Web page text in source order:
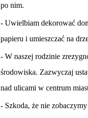
po nim.
- Uwielbiam dekorować
papieru i umieszczać na
- W naszej rodzinie
środowiska. Zazwyczaj
nad ulicami w centrum
- Szkoda, że nie